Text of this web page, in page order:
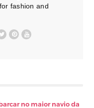
fashion and
no maior navio da